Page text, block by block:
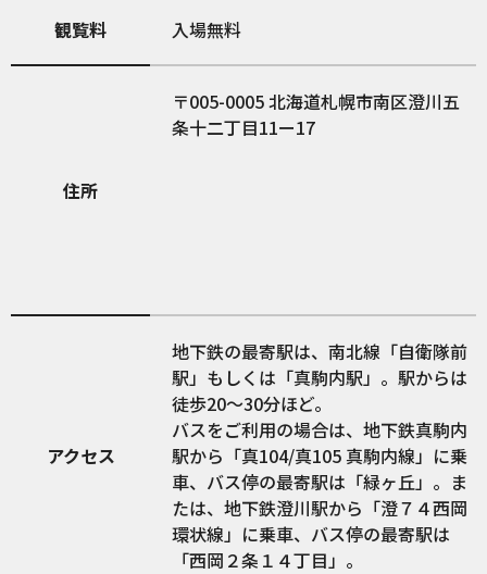
観覧料 入場無料
住所
005-0005北海道札幌市南区澄川五
条十二丁目11ー17
アクセス
地下鉄の最寄駅は、南北線「自衛隊前
駅」もしくは「真駒内駅」。駅からは
徒歩20〜30分ほど。
バスをご利用の場合は、地下鉄真駒内
駅から「真104/真105 真駒内線」に乗
車、バス停の最寄駅は「緑ヶ丘」。ま
たは、地下鉄澄川駅から「澄７４西岡
環状線」に乗車、バス停の最寄駅は
「西岡２条１４丁目」。